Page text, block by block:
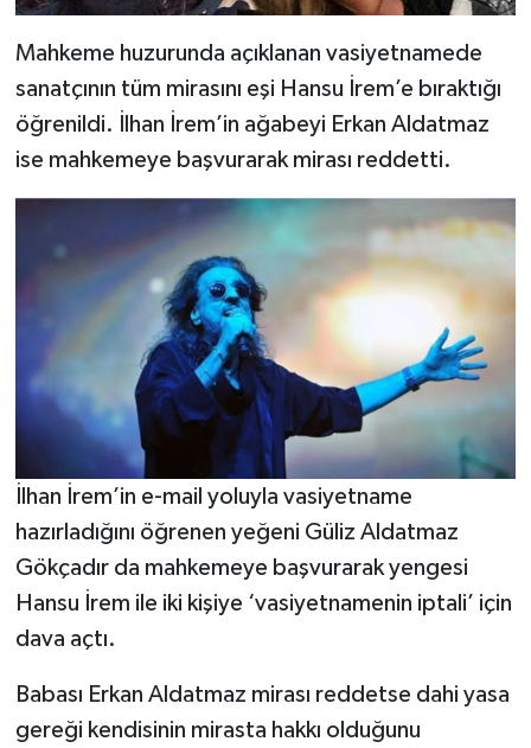
Mahkeme huzurunda açıklanan vasiyetnamede
sanatçının tüm mirasını eşi Hansu İrem’e bıraktığı
öğrenildi. İlhan İrem’in ağabeyi Erkan Aldatmaz
ise mahkemeye başvurarak mirası reddetti.
İlhan İrem’in e-mail yoluyla vasiyetname
hazırladığını öğrenen yeğeni Güliz Aldatmaz
Gökçadır da mahkemeye başvurarak yengesi
Hansu İrem ile iki kişiye ‘vasiyetnamenin iptali’ için
dava açtı.
Babası Erkan Aldatmaz mirası reddetse dahi yasa
gereği kendisinin mirasta hakkı olduğunu